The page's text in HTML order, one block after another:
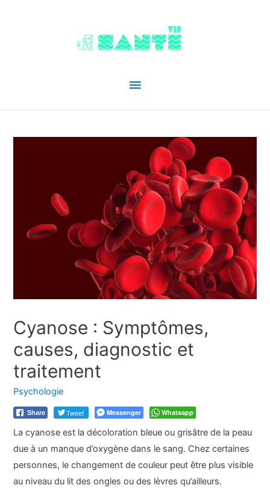
Menu
Cyanose : Symptômes,
causes, diagnostic et
traitement
Psychologie
Share Tweet Messenger Whatsapp
La cyanose est la décoloration bleue ou grisâtre de la peau
due à un manque d’oxygène dans le sang. Chez certaines
personnes, le changement de couleur peut être plus visible
au niveau du lit des ongles ou des lèvres qu’ailleurs.